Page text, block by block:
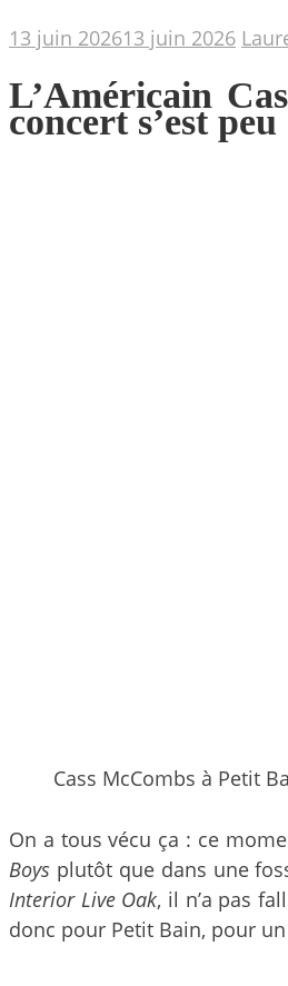
13 juin 202613 juin 2026
L’Américain
concert s’est
Cass McCombs à Petit
On a tous vécu ça : ce
Boys plutôt que dans une
Interior Live Oak, il n’a pas
donc pour Petit Bain, pour